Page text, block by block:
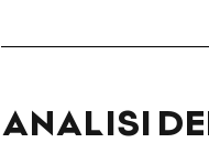
ANALISI